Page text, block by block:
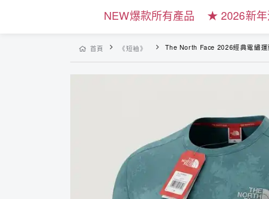
NEW爆款所有產品 ★ 2026新年
首頁 《短袖》 The North Face 2026經典電繡運動休閒吸濕冰涼夏季